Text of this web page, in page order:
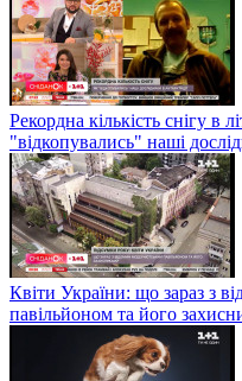
Рекордна кількість снігу в
"відкопувались" наші
Квіти України: що зараз з
павільйоном та його